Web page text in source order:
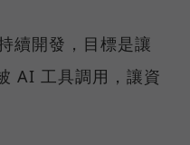
續開發，目標是讓
AI 工具調用，讓資